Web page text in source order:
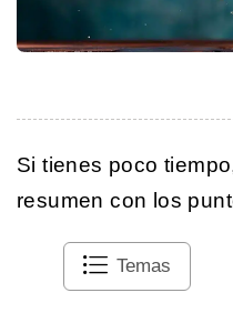
Si tienes poco
resumen con los
Temas